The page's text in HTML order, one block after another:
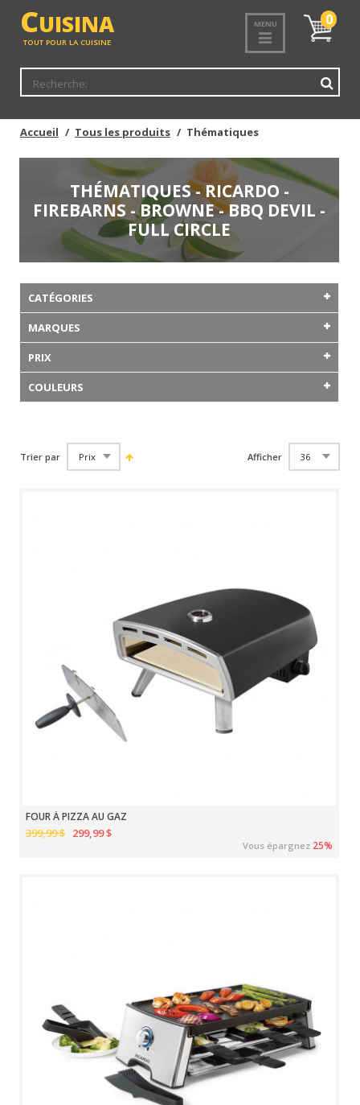
CUISINA
TOUT POUR LA CUISINE
MENU
Mon
panier
0
Accueil Tous les produits Thématiques
THÉMATIQUES - RICARDO -
FIREBARNS - BROWNE - BBQ DEVIL -
FULL CIRCLE
CATÉGORIES
MARQUES
PRIX
COULEURS
Trier par Afficher
FOUR À PIZZA AU GAZ
399,99 $ 299,99 $
Vous épargnez 25%